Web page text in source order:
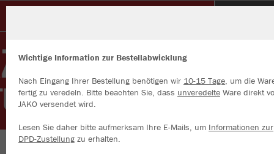
Wichtige Information zur Bestellabwicklung
Nach Eingang Ihrer Bestellung benötigen wir 10-15 Tage, um die
fertig zu veredeln. Bitte beachten Sie, dass unveredelte Ware direkt
JAKO versendet wird.
Lesen Sie daher bitte aufmerksam Ihre E-Mails, um Informationen zur
DPD-Zustellung zu erhalten.
Wir verwenden Cookies
Inhalte anzeigen und unsere Website verbessern. Weitere
zu den Cookies findest Du in den Einstellungen.